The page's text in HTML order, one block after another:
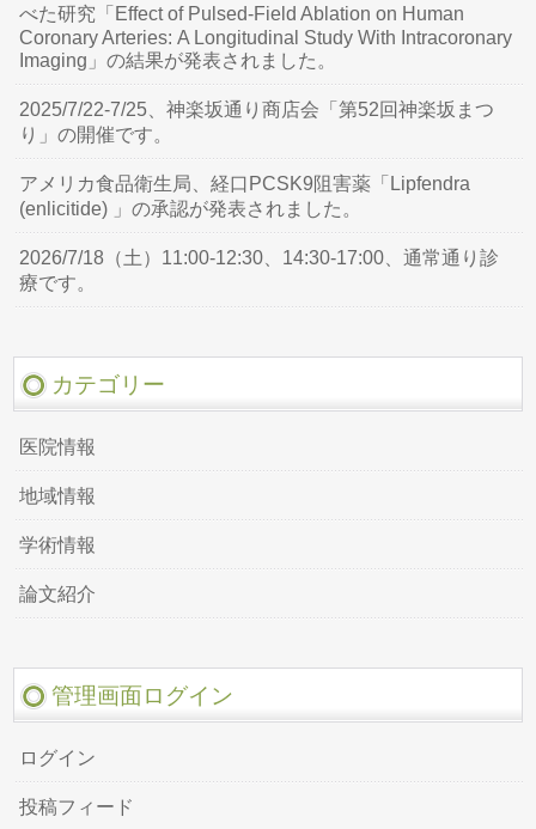
べた研究「Effect of Pulsed-Field Ablation on Human
Coronary Arteries: A Longitudinal Study With Intracoronary
Imaging」の結果が発表されました。
2025/7/22-7/25、神楽坂通り商店会「第52回神楽坂まつ
り」の開催です。
アメリカ食品衛生局、経口PCSK9阻害薬「Lipfendra
(enlicitide) 」の承認が発表されました。
2026/7/18（土）11:00-12:30、14:30-17:00、通常通り診
療です。
カテゴリー
医院情報
地域情報
学術情報
論文紹介
管理画面ログイン
ログイン
投稿フィード